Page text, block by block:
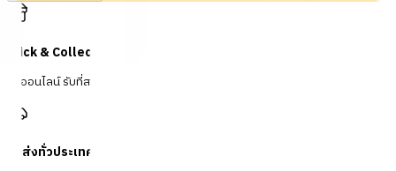
Click & Collect
สั่งออนไลน์ รับที่สาขา
จัดส่งทั่วประเทศ